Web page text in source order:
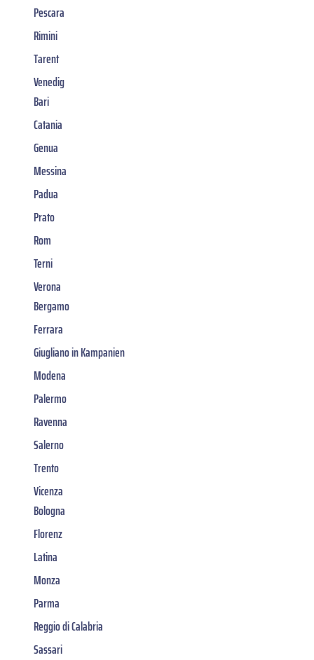
Pescara
Rimini
Tarent
Venedig
Bari
Catania
Genua
Messina
Padua
Prato
Rom
Terni
Verona
Bergamo
Ferrara
Giugliano in Kampanien
Modena
Palermo
Ravenna
Salerno
Trento
Vicenza
Bologna
Florenz
Latina
Monza
Parma
Reggio di Calabria
Sassari